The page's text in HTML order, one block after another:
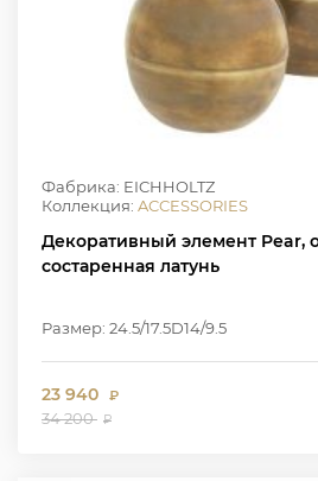
Фабрика: EICHHOLTZ
Коллекция: ACCESSORIES
Декоративный элемент Pear,
состаренная латунь
Размер: 24.5/17.5D14/9.5
23 940 ₽
34 200 ₽